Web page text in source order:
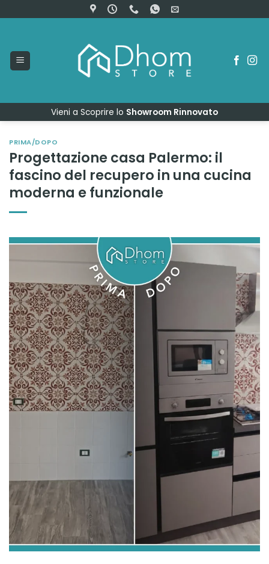
ai
Vieni a Scoprire lo Showroom Rinnovato
PRIMA/DOPO
Progettazione casa Palermo: il
fascino del recupero in una cucina
moderna e funzionale